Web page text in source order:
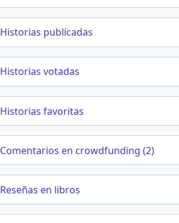
Historias publicadas
Historias votadas
Historias favoritas
Comentarios en crowdfunding (2)
Reseñas en libros